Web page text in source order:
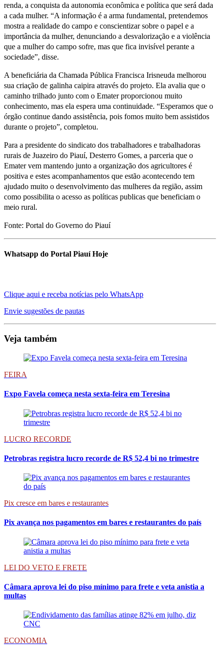
renda, a conquista da autonomia econômica e política que será dada
a cada mulher. “A informação é a arma fundamental, pretendemos
mostra a realidade do campo e conscientizar sobre o papel e a
importância da mulher, denunciando a desvalorização e a violência
que a mulher do campo sofre, mas que fica invisível perante a
sociedade”, disse.
A beneficiária da Chamada Pública Francisca Irisneuda melhorou
sua criação de galinha caipira através do projeto. Ela avalia que o
caminho trilhado junto com o Emater proporcionou muito
conhecimento, mas ela espera uma continuidade. “Esperamos que o
órgão continue dando assistência, pois fomos muito bem assistidos
durante o projeto”, completou.
Para a presidente do sindicato dos trabalhadores e trabalhadoras
rurais de Juazeiro do Piauí, Desterro Gomes, a parceria que o
Emater vem mantendo junto a organização dos agricultores é
positiva e estes acompanhamentos que estão acontecendo tem
ajudado muito o desenvolvimento das mulheres da região, assim
como possibilita o acesso as políticas publicas que beneficiam o
meio rural.
Fonte: Portal do Governo do Piauí
Whatsapp do Portal Piauí Hoje
Clique aqui e receba notícias pelo WhatsApp
Envie sugestões de pautas
Veja também
FEIRA
Expo Favela começa nesta sexta-feira em Teresina
LUCRO RECORDE
Petrobras registra lucro recorde de R$ 52,4 bi no trimestre
Pix cresce em bares e restaurantes
Pix avança nos pagamentos em bares e restaurantes do país
LEI DO VETO E FRETE
Câmara aprova lei do piso mínimo para frete e veta anistia a
multas
ECONOMIA